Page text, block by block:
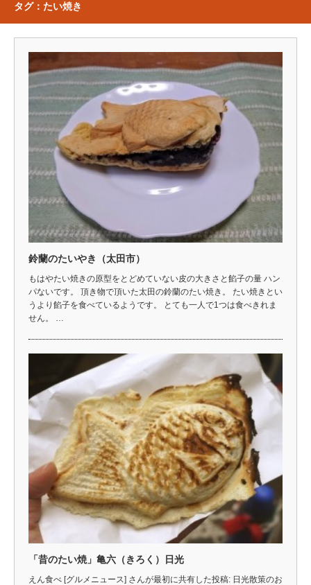
タグ：たい焼き
鈴蘭のたいやき（太田市）
もはやたい焼きの原型をとどめていない皮の大きさと餡子の量 ハン
パないです。 頂き物で頂いた太田の鈴蘭のたい焼き。 たい焼きとい
うより餡子を食べているようです。 とても一人で1つは食べきれま
せん。 …
「昔のたい焼」亀六（きろく）日光
えん食べ [グルメニュース] さんが最初に共有した投稿: 日光散策のお